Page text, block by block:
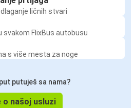
ličnih stvari
svakom FlixBus autobusu
s više mesta za noge
putuješ sa nama?
o našoj usluzi